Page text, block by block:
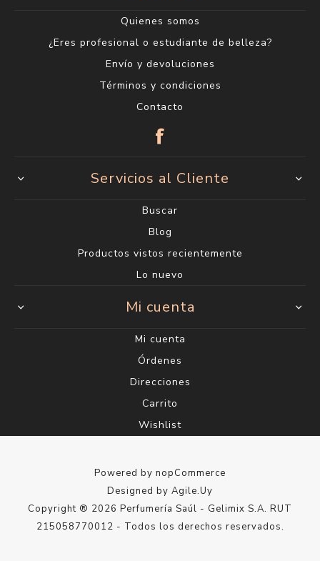
Quienes somos
¿Eres profesional o estudiante de belleza?
Envío y devoluciones
Términos y condiciones
Contacto
Servicios al Cliente
Buscar
Blog
Productos vistos recientemente
Lo nuevo
Mi cuenta
Mi cuenta
Órdenes
Direcciones
Carrito
Wishlist
Powered by nopCommerce
Designed by Agile.Uy
Copyright ® 2026 Perfumería Saúl - Gelimix S.A. RUT
215058770012 - Todos los derechos reservados.